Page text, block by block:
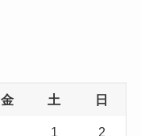
金 土 日
1 2